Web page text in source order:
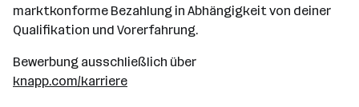
marktkonforme Bezahlung in Abhängigkeit von deiner
Qualifikation und Vorerfahrung.
Bewerbung ausschließlich über
knapp.com/karriere